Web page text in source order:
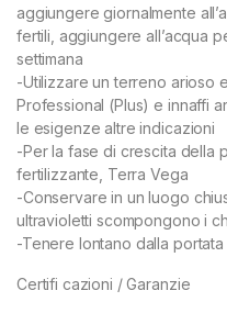
aggiungere giornalmente
fertili, aggiungere all’acqua
settimana
-Utilizzare un terreno arioso
Professional (Plus) e innaffi
le esigenze altre indicazioni
-Per la fase di crescita della
fertilizzante, Terra Vega
-Conservare in un luogo
ultravioletti scompongono i
-Tenere lontano dalla portata
Certifi cazioni / Garanzie